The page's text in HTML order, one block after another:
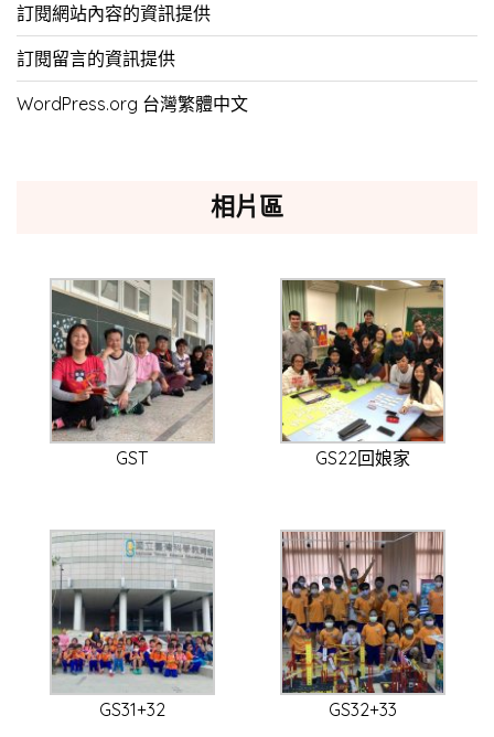
訂閱網站內容的資訊提供
訂閱留言的資訊提供
WordPress.org 台灣繁體中文
相片區
GST GS22回娘家
GS31+32 GS32+33